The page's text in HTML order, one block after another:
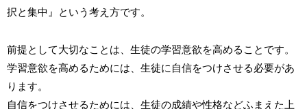
択と集中』という考え方です。
前提として大切なことは、生徒の学習意欲を高めることです。
学習意欲を高めるためには、生徒に自信をつけさせる必要があ
ります。
自信をつけさせるためには、生徒の成績や性格などふまえた上